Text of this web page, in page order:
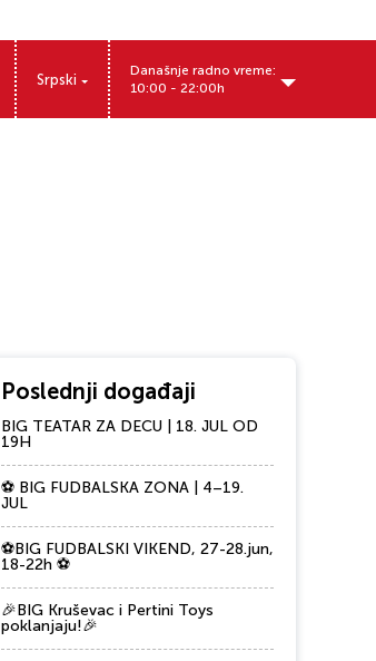
Srpski
Današnje radno vreme:
10:00 - 22:00h
Poslednji događaji
BIG TEATAR ZA DECU | 18. JUL OD
19H
⚽ BIG FUDBALSKA ZONA | 4–19.
JUL
⚽BIG FUDBALSKI VIKEND, 27-28.jun,
18-22h ⚽
🎉BIG Kruševac i Pertini Toys
poklanjaju!🎉